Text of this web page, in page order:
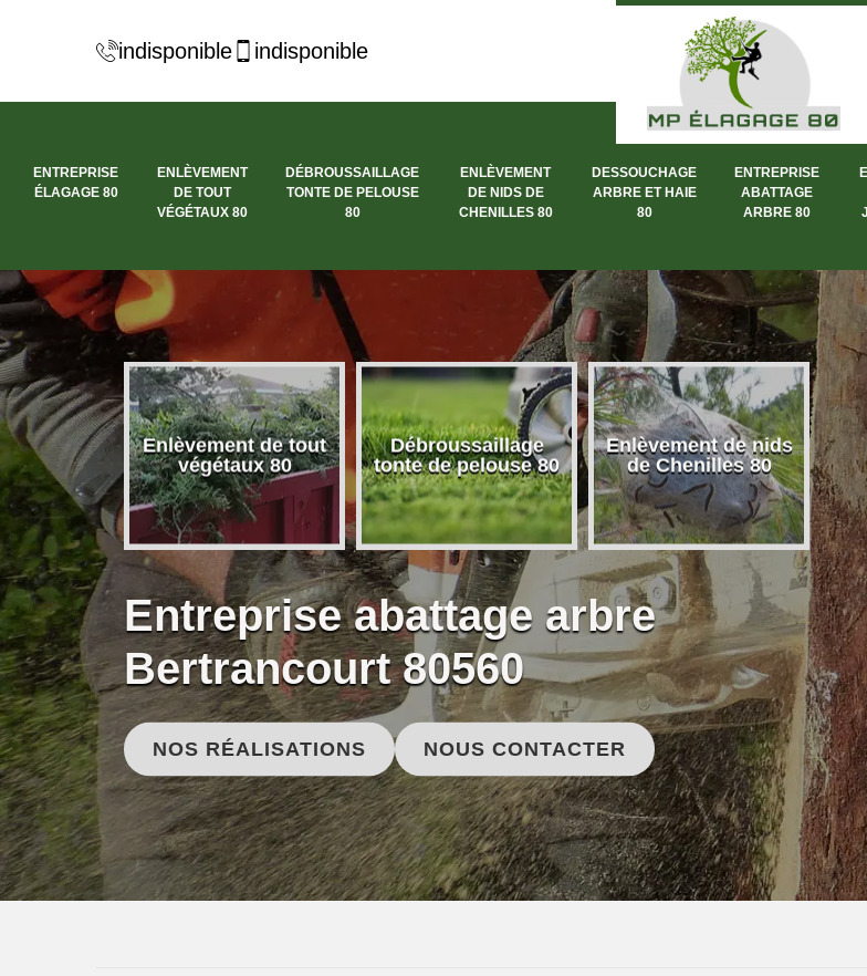
indisponible indisponible
ENTREPRISE
ÉLAGAGE 80
ENLÈVEMENT
DE TOUT
VÉGÉTAUX 80
DÉBROUSSAILLAGE
TONTE DE PELOUSE
80
ENLÈVEMENT
DE NIDS DE
CHENILLES 80
DESSOUCHAGE
ARBRE ET HAIE
80
ENTREPRISE
ABATTAGE
ARBRE 80
élagage
Enlèvement de tout
végétaux 80
Débroussaillage
tonte de pelouse 80
Enlèvement de nids
de Chenilles 80
Entreprise abattage arbre
Bertrancourt 80560
NOS RÉALISATIONS NOUS CONTACTER